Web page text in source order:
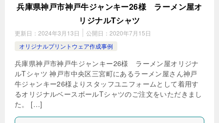
兵庫県神戸市神戸牛ジャンキー26様 ラーメン屋オ
リジナルTシャツ
更新日： 2024年3月13日 公開日： 2020年7月15日
オリジナルプリントウェア作成事例
兵庫県神戸市神戸牛ジャンキー26様 ラーメン屋オリジナ
ルTシャツ 神戸市中央区三宮町にあるラーメン屋さん神戸
牛ジャンキー26様よりスタッフユニフォームとして着用す
るオリジナルベースボールTシャツのご注文をいただきまし
た。 […]